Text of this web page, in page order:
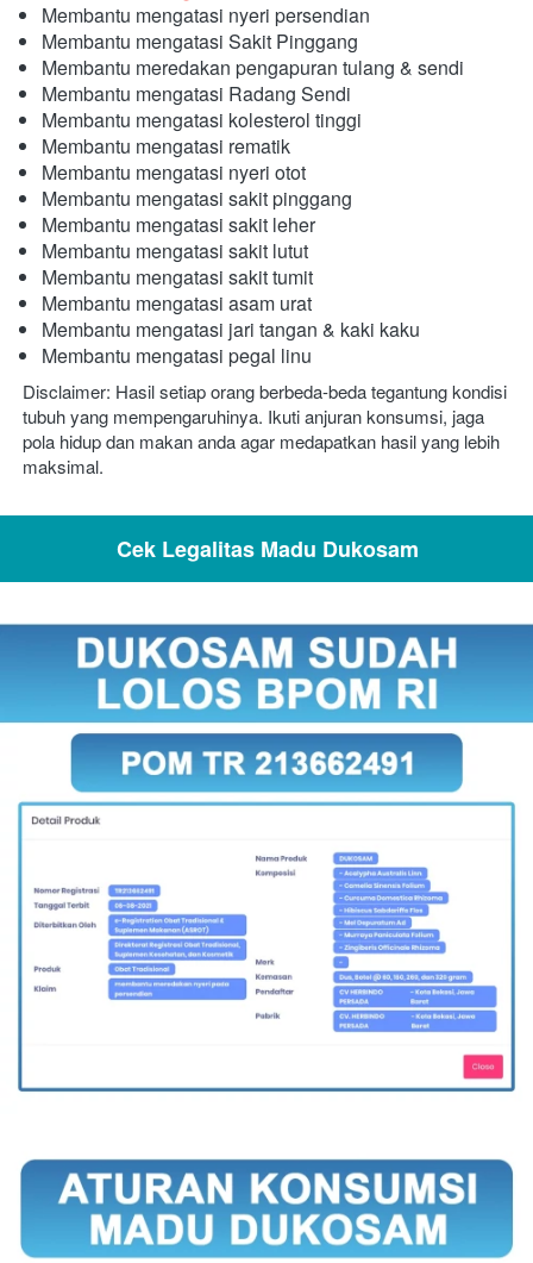
Membantu mengatasi nyeri persendian
Membantu mengatasi Sakit Pinggang
Membantu meredakan pengapuran tulang & sendi
Membantu mengatasi Radang Sendi
Membantu mengatasi kolesterol tinggi
Membantu mengatasi rematik
Membantu mengatasi nyeri otot
Membantu mengatasi sakit pinggang
Membantu mengatasi sakit leher
Membantu mengatasi sakit lutut
Membantu mengatasi sakit tumit
Membantu mengatasi asam urat
Membantu mengatasi jari tangan & kaki kaku
Membantu mengatasi pegal linu
Disclaimer: Hasil setiap orang berbeda-beda tegantung kondisi
tubuh yang mempengaruhinya. Ikuti anjuran konsumsi, jaga
pola hidup dan makan anda agar medapatkan hasil yang lebih
maksimal.
Cek Legalitas Madu Dukosam